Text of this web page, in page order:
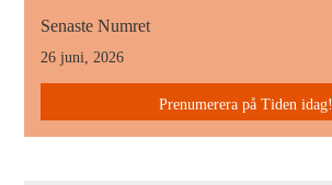
Senaste Numret
26 juni, 2026
Prenumerera på Tiden idag!